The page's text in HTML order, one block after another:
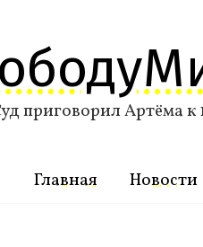
приговорил Артёма к
Главная Новости